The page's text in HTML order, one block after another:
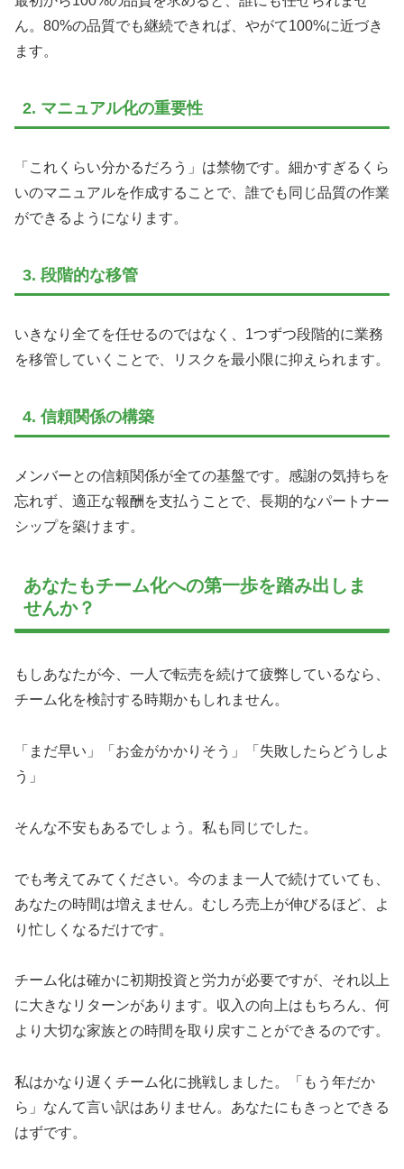
ん。80%の品質でも継続できれば、やがて100%に近づき
ます。
2. マニュアル化の重要性
「これくらい分かるだろう」は禁物です。細かすぎるくら
いのマニュアルを作成することで、誰でも同じ品質の作業
ができるようになります。
3. 段階的な移管
いきなり全てを任せるのではなく、1つずつ段階的に業務
を移管していくことで、リスクを最小限に抑えられます。
4. 信頼関係の構築
メンバーとの信頼関係が全ての基盤です。感謝の気持ちを
忘れず、適正な報酬を支払うことで、長期的なパートナー
シップを築けます。
あなたもチーム化への第一歩を踏み出しま
せんか？
もしあなたが今、一人で転売を続けて疲弊しているなら、
チーム化を検討する時期かもしれません。
「まだ早い」「お金がかかりそう」「失敗したらどうしよ
う」
そんな不安もあるでしょう。私も同じでした。
でも考えてみてください。今のまま一人で続けていても、
あなたの時間は増えません。むしろ売上が伸びるほど、よ
り忙しくなるだけです。
チーム化は確かに初期投資と労力が必要ですが、それ以上
に大きなリターンがあります。収入の向上はもちろん、何
より大切な家族との時間を取り戻すことができるのです。
私はかなり遅くチーム化に挑戦しました。「もう年だか
ら」なんて言い訳はありません。あなたにもきっとできる
はずです。